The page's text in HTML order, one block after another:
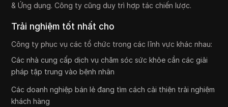
& Ứng dụng. Công ty cũng duy trì hợp tác chiến lược.
Trải nghiệm tốt nhất cho
Công ty phục vụ các tổ chức trong các lĩnh vực khác nhau:
Các nhà cung cấp dịch vụ chăm sóc sức khỏe cần các giải
pháp tập trung vào bệnh nhân
Các doanh nghiệp bán lẻ đang tìm cách cải thiện trải nghiệm
khách hàng